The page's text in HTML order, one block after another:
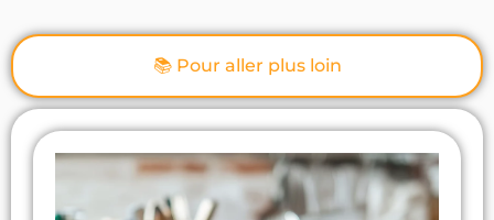
📚 Pour aller plus loin